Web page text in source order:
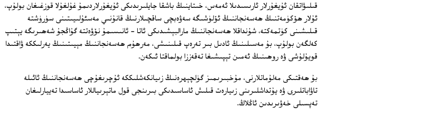
قىلىۋاتقان ئۇيغۇرلار ئارىسىدىلا ئەمەس، خىتاينىڭ باشقا جايلىرىدىكى ئۇيغۇرلاردىمۇ غۇلغۇلا قوزغىغان بولۇپ،
ئۇلار ھۆكۈمەتنىڭ ھەسەنجاننىڭ ئۆلۈشىگە سەۋەبچى ساقچىلارنىڭ قانۇنىي مەسئۇلىيىتىنى سۈرۈشتە
قىلىشىنى كۈتمەكتە، شۇنداقلا ھەسەنجاننىڭ مارالبېشىدىكى ئاتا - ئانىسىمۇ نۆۋەتتە گۇاڭجۇ شەھىرىگە يېتىپ
كەلگەن بولۇپ، بۇ مەسىلىنىڭ ئادىل بىر تەرەپ قىلىنىشى، مەرھۇم ھەسەنجاننىڭ مېيىتىنىڭ يەرلىككە ۋاقتىدا
قويۇلۇشى ۋە روھىنىڭ ئەمىن تېپىشىغا تەقەززا بولماقتا ئىكەن.
بۇ ھەقتىكى مەلۇماتلارنى، مۇخبىرىمىز گۈلچېھرەنىڭ زىيانكەشلىككە ئۇچرىغۇچى ھەسەنجاننىڭ ئائىلە
تاۋاباتلىرى ۋە يۇتداشلىرىنى زىيارەت قىلىش ئاساسىدىكى بىرىنجى قول ماتېرىياللار ئاساسىدا تەييارلىغان
تەپسىلى خەۋىرىدىن ئاڭلاڭ.